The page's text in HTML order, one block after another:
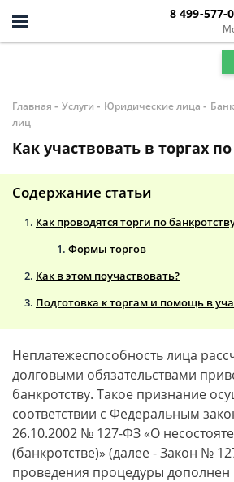
8 499-577-
Главная - Услуги - Юридические лица -
лиц
Как участвовать в торгах
Содержание статьи
Как проводятся торги по
Формы торгов
Как в этом поучаствовать?
Подготовка к торгам и помощь в
Неплатежеспособность лица
долговыми обязательствами
банкротству. Такое признание
соответствии с Федеральным
26.10.2002 № 127-ФЗ «О
(банкротстве)» (далее - Закон №
проведения процедуры дополнен